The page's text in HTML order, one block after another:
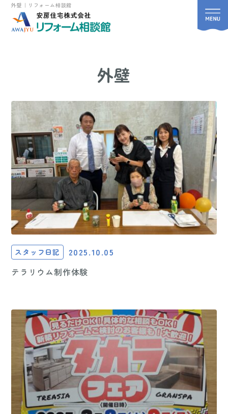
外壁｜リフォーム相談館
外壁
スタッフ日記 2025.10.05
テラリウム制作体験